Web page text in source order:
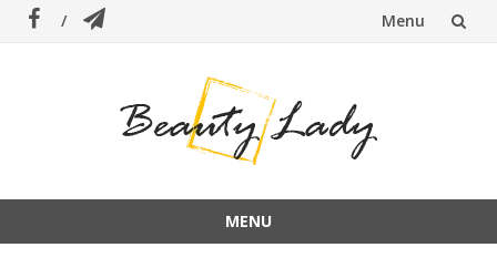
Menu
MENU